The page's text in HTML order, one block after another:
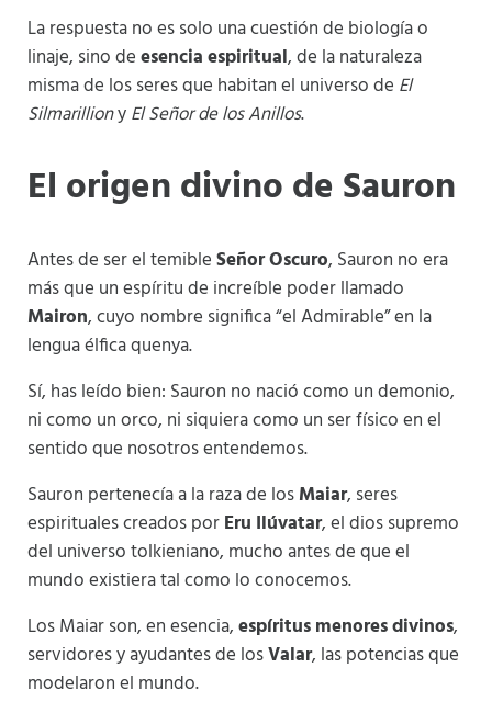
La respuesta no es solo una cuestión de biología o
linaje, sino deesencia espiritual, de la naturaleza
misma de los seres que habitan el universo de El
SilmarillionyEl Señor de los Anillos.
El origen divino de Sauron
Antes de ser el temibleSeñor Oscuro, Sauron no era
más que un espíritu de increíble poder llamado
Mairon, cuyo nombre significa “el Admirable” en la
lengua élfica quenya.
Sí, has leído bien: Sauron no nació como un demonio,
ni como un orco, ni siquiera como un ser físico en el
sentido que nosotros entendemos.
Sauron pertenecía a la raza de losMaiar, seres
espirituales creados porEru Ilúvatar, el dios supremo
del universo tolkieniano, mucho antes de que el
mundo existiera tal como lo conocemos.
Los Maiar son, en esencia,espíritus menores divinos,
servidores y ayudantes de losValar, las potencias que
modelaron el mundo.